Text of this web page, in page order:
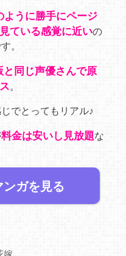
ように勝手にページ
ている感覚に近いの
。
と同じ声優さんで原
。
でとってもリアル♪
料金は安いし見放題な
ガを見る